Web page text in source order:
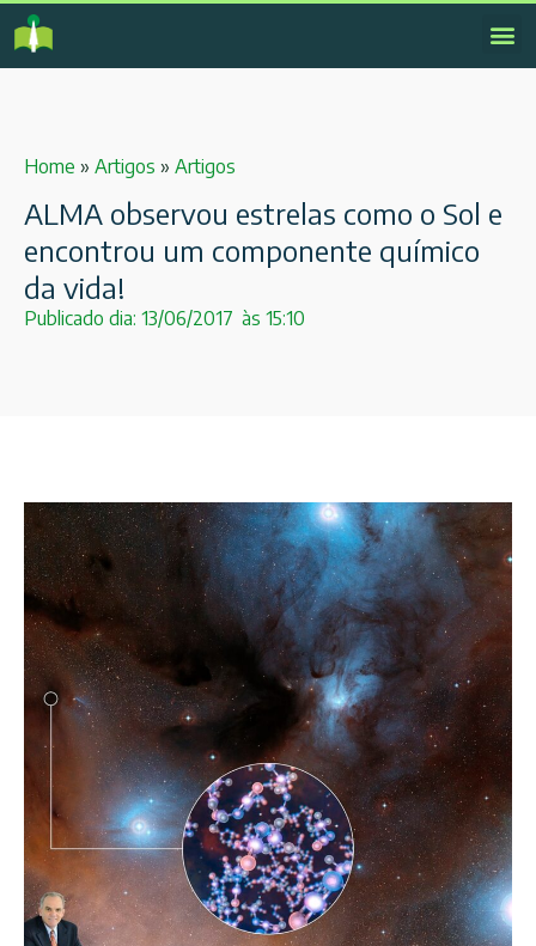
Home » Artigos » Artigos
ALMA observou estrelas como o Sol e
encontrou um componente químico
da vida!
Publicado dia: 13/06/2017 às 15:10